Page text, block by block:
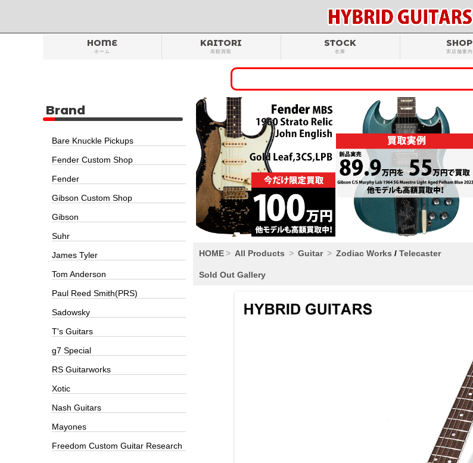
HOME
ホーム
KAITORI
高額買取
STOCK
在庫
SHOP
実店舗案内
HOME All Products Guitar Zodiac Works / Telecaster
Sold Out Gallery
Brand
Bare Knuckle Pickups
Fender Custom Shop
Fender
Gibson Custom Shop
Gibson
Suhr
James Tyler
Tom Anderson
Paul Reed Smith(PRS)
Sadowsky
T's Guitars
g7 Special
RS Guitarworks
Xotic
Nash Guitars
Mayones
Freedom Custom Guitar Research